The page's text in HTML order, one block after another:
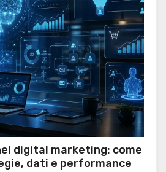
digital marketing: come
dati e performance